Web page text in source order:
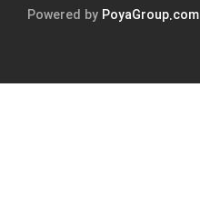
Powered by PoyaGroup.com